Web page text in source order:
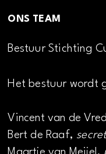
ONS TEAM
Bestuur Stichting
Het bestuur wordt
Vincent van de
Bert de Raaf,